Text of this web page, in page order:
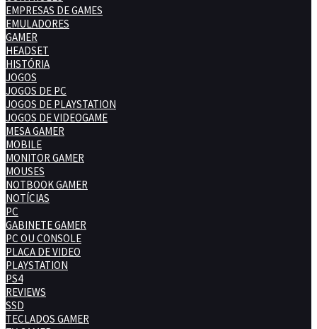
EMPRESAS DE GAMES
EMULADORES
GAMER
HEADSET
HISTÓRIA
JOGOS
JOGOS DE PC
JOGOS DE PLAYSTATION
JOGOS DE VIDEOGAME
MESA GAMER
MOBILE
MONITOR GAMER
MOUSES
NOTBOOK GAMER
NOTÍCIAS
PC
GABINETE GAMER
PC OU CONSOLE
PLACA DE VIDEO
PLAYSTATION
PS4
REVIEWS
SSD
TECLADOS GAMER